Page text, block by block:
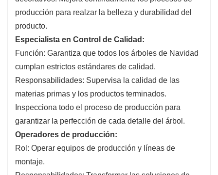
producción para realzar la belleza y durabilidad del
producto.
Especialista en Control de Calidad:
Función: Garantiza que todos los árboles de Navidad
cumplan estrictos estándares de calidad.
Responsabilidades: Supervisa la calidad de las
materias primas y los productos terminados.
Inspecciona todo el proceso de producción para
garantizar la perfección de cada detalle del árbol.
Operadores de producción:
Rol: Operar equipos de producción y líneas de
montaje.